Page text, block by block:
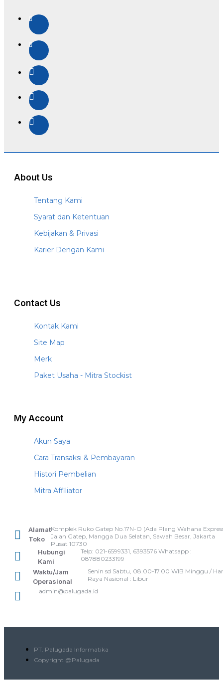
About Us
Tentang Kami
Syarat dan Ketentuan
Kebijakan & Privasi
Karier Dengan Kami
Contact Us
Kontak Kami
Site Map
Merk
Paket Usaha - Mitra Stockist
My Account
Akun Saya
Cara Transaksi & Pembayaran
Histori Pembelian
Mitra Affiliator
Alamat
Toko
Komplek Ruko Gatep No.17N-O (Ada Plang Wahana
Jalan Gatep, Mangga Dua Selatan, Sawah Besar, Jakarta
Pusat 10730
Hubungi
Kami
Telp: 021-6599331, 6393576 Whatsapp :
087880233199
Waktu/Jam
Operasional
Senin sd Sabtu, 08.00-17.00 WIB Minggu /
Raya Nasional : Libur
admin@palugada.id
PT. Palugada Informatika
Copyright @Palugada